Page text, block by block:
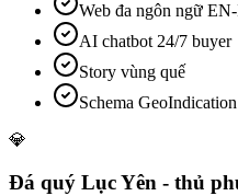
Web đa ngôn ngữ
AI chatbot 24/7 buyer
Story vùng quế
Schema GeoIndication
💎
Đá quý Lục Yên - thủ